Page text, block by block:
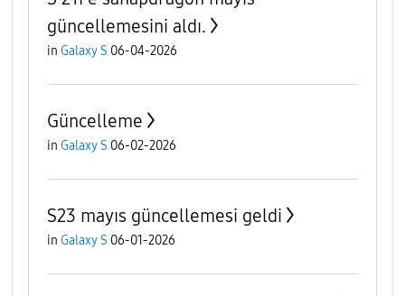
güncellemesini aldı.
in Galaxy S 06-04-2026
Güncelleme
in Galaxy S 06-02-2026
S23 mayıs güncellemesi geldi
in Galaxy S 06-01-2026